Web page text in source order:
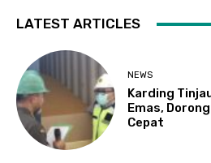
LATEST ARTICLES
NEWS
Karding
Emas,
Cepat